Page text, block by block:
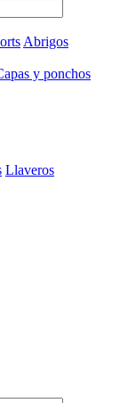
Abrigos
y ponchos
Llaveros